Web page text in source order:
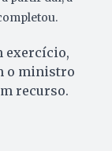
exercício,
o ministro
recurso.